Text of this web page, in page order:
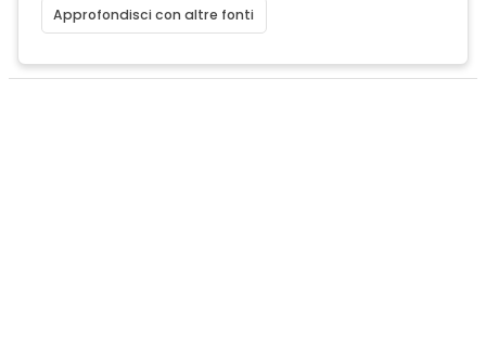
Approfondisci con altre fonti